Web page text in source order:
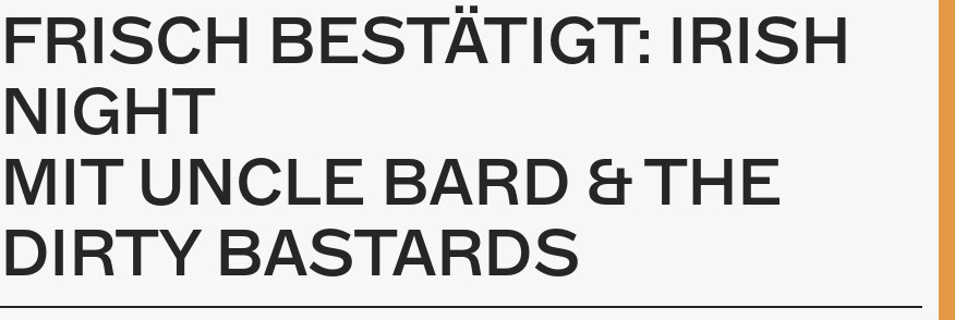
FRISCH BESTÄTIGT: IRISH
NIGHT
MIT UNCLE BARD & THE
DIRTY BASTARDS